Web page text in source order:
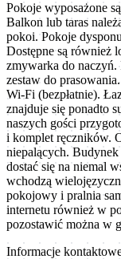
Pokoje wyposażone
Balkon lub taras
pokoi. Pokoje
Dostępne są również
zmywarka do naczyń.
zestaw do
Wi-Fi (bezpłatnie).
znajduje się ponadto
naszych gości
i komplet ręczników.
niepalących.
dostać się na niemal
wchodzą
pokojowy i pralnia
internetu również w
pozostawić można w
Informacje